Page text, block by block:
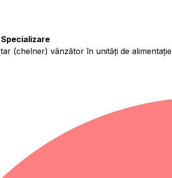
Specializare
(chelner) vânzător în unități de alimentație